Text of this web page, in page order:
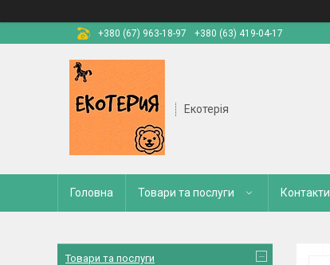
+380 (67) 963-18-97
+380 (63) 419-04-17
Екотерія
Головна Товари та послуги Контакти
Товари та послуги